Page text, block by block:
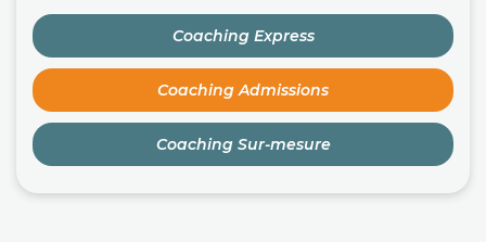
Coaching Express
Coaching Admissions
Coaching Sur-mesure